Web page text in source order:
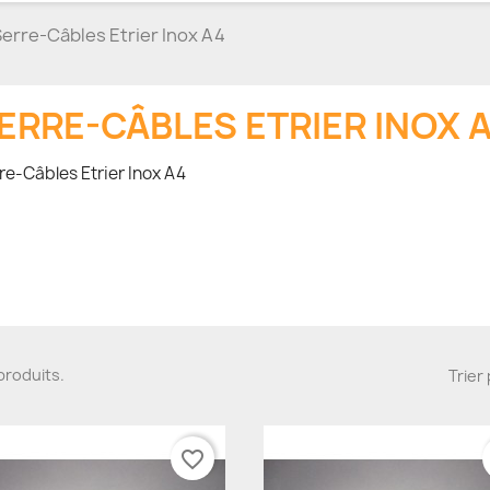
Câbles Etrier Inox A4
CÂBLES ETRIER INOX
Câbles Etrier Inox A4
Trier
favorite_border